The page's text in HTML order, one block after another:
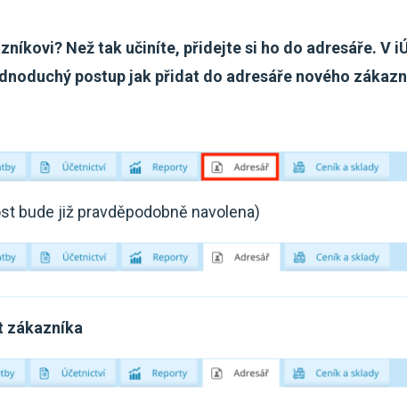
Než tak učiníte, přidejte si ho do adresáře. V
postup jak přidat do adresáře nového
bude již pravděpodobně navolena)
zákazníka